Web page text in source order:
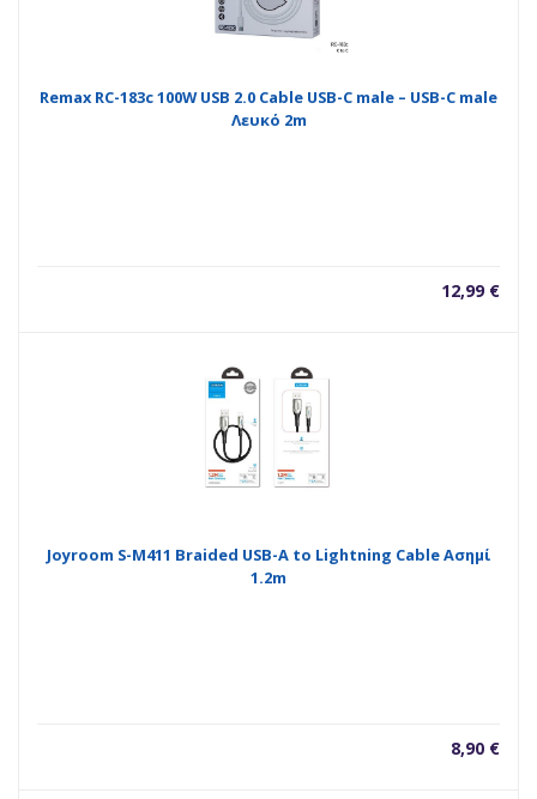
Remax RC-183c 100W USB 2.0 Cable USB-C male – USB-C male
Λευκό 2m
12,99 €
Joyroom S-M411 Braided USB-A to Lightning Cable Ασημί
1.2m
8,90 €